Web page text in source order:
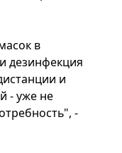
в
дезинфекция
и
- уже не
-